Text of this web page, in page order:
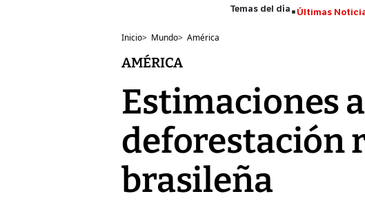
Últimas
Inicio> Mundo> América
AMÉRICA
Estimaciones
deforestación
brasileña